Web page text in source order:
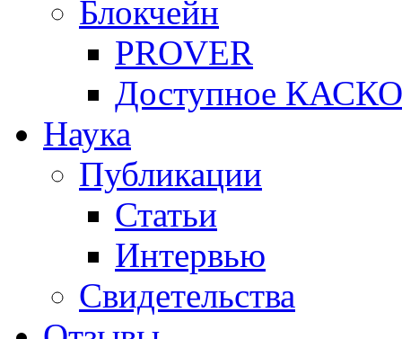
Блокчейн
PROVER
Доступное КАСКО
Наука
Публикации
Статьи
Интервью
Свидетельства